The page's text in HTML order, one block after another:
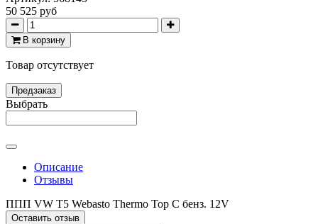
50 525 руб
В корзину
Товар отсутствует
Предзаказ
Выбрать
Описание
Отзывы
ППП VW T5 Webasto Thermo Top C бенз. 12V
Оставить отзыв